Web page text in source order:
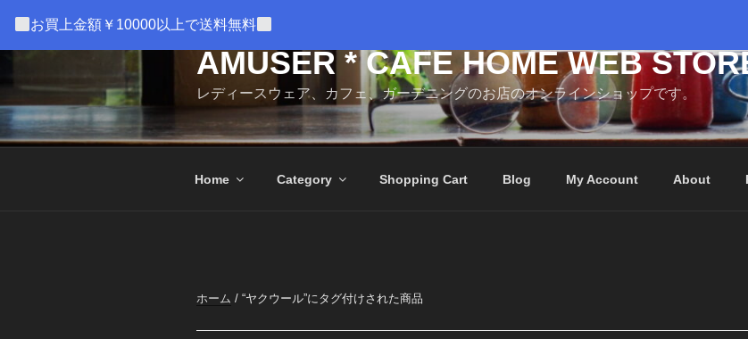
お買上金額￥10000以上で送料無料
テ
へ
ス
AMUSER * CAFE HOME WEB
レディースウェア、カフェ、ガーデニングのお店のオンラインショップです。
Home Category Shopping Cart Blog My Account About
ホーム / “ヤクウール”にタグ付けされた商品